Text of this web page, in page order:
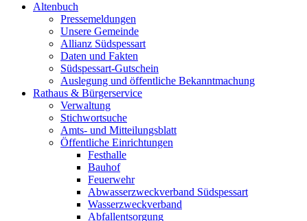
Altenbuch
Pressemeldungen
Unsere Gemeinde
Allianz Südspessart
Daten und Fakten
Südspessart-Gutschein
Auslegung und öffentliche Bekanntmachung
Rathaus & Bürgerservice
Verwaltung
Stichwortsuche
Amts- und Mitteilungsblatt
Öffentliche Einrichtungen
Festhalle
Bauhof
Feuerwehr
Abwasserzweckverband Südspessart
Wasserzweckverband
Abfallentsorgung